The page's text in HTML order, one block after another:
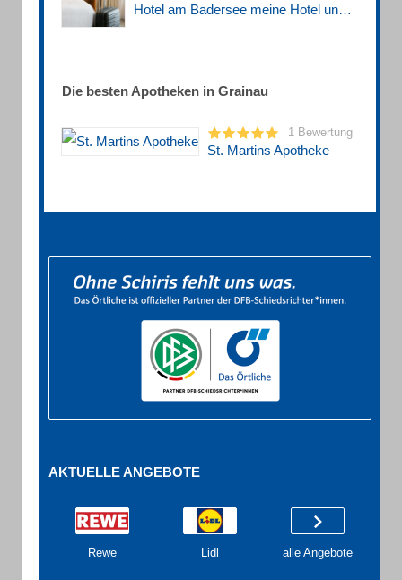
Hotel am Badersee meine Hotel und Gastro GmbH
Die besten Apotheken in Grainau
1 Bewertung
St. Martins Apotheke
AKTUELLE ANGEBOTE
Rewe Lidl alle Angebote